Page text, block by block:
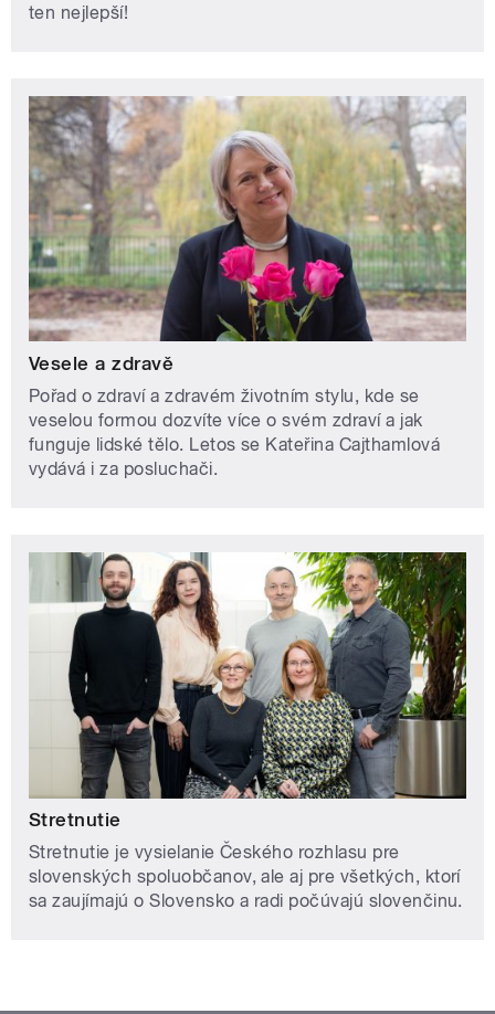
ten nejlepší!
Vesele a zdravě
Pořad o zdraví a zdravém životním stylu, kde se
veselou formou dozvíte více o svém zdraví a jak
funguje lidské tělo. Letos se Kateřina Cajthamlová
vydává i za posluchači.
Stretnutie
Stretnutie je vysielanie Českého rozhlasu pre
slovenských spoluobčanov, ale aj pre všetkých, ktorí
sa zaujímajú o Slovensko a radi počúvajú slovenčinu.